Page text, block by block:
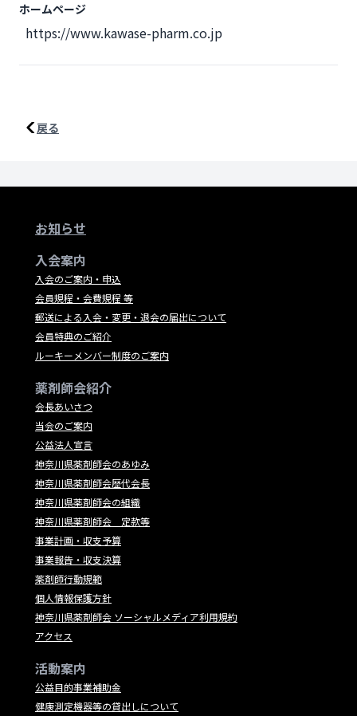
ホームページ
https://www.kawase-pharm.co.jp
戻る
お知らせ
入会案内
入会のご案内・申込
会員規程・会費規程 等
郵送による入会・変更・退会の届出について
会員特典のご紹介
ルーキーメンバー制度のご案内
薬剤師会紹介
会長あいさつ
当会のご案内
公益法人宣言
神奈川県薬剤師会のあゆみ
神奈川県薬剤師会歴代会長
神奈川県薬剤師会の組織
神奈川県薬剤師会 定款等
事業計画・収支予算
事業報告・収支決算
薬剤師行動規範
個人情報保護方針
神奈川県薬剤師会 ソーシャルメディア利用規約
アクセス
活動案内
公益目的事業補助金
健康測定機器等の貸出しについて